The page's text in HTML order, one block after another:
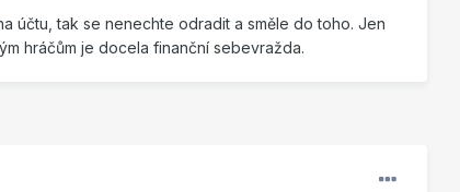
účtu, tak se nenechte odradit a směle do toho. Jen
hráčům je docela finanční sebevražda.